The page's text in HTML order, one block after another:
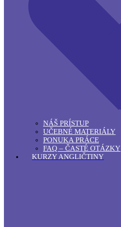
NÁŠ PRÍSTUP
UČEBNÉ MATERIÁLY
PONUKA PRÁCE
FAQ – ČASTÉ OTÁZKY
KURZY ANGLIČTINY